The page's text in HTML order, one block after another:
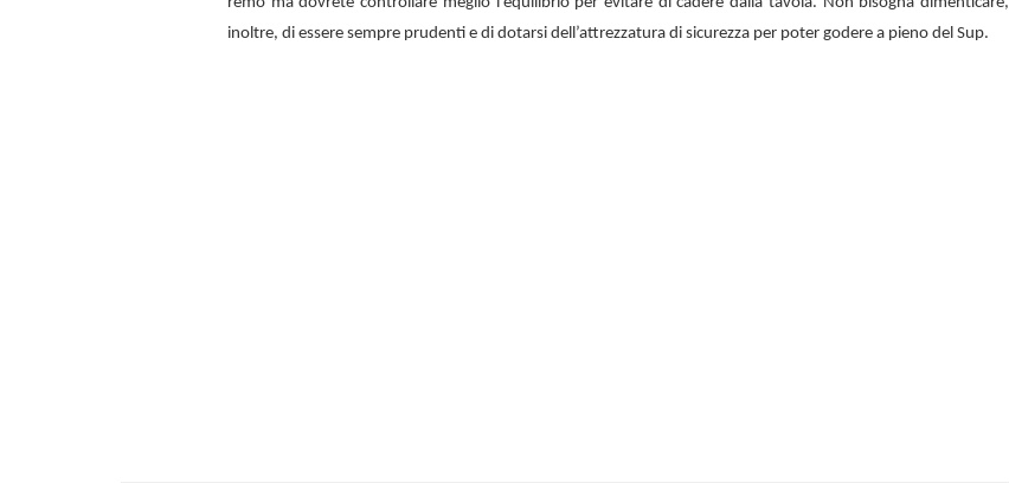
inoltre, di essere sempre prudenti e di dotarsi dell’attrezzatura di sicurezza per poter godere a pieno del Sup.